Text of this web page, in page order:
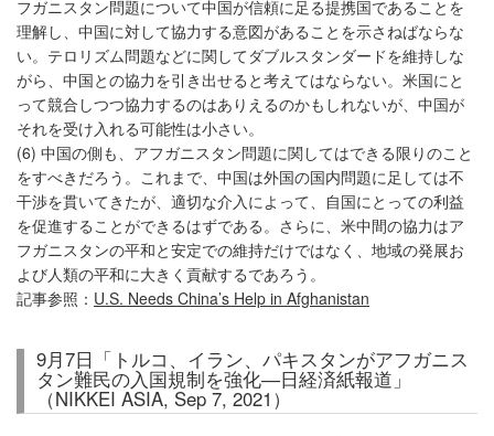
フガニスタン問題について中国が信頼に足る提携国であることを
理解し、中国に対して協力する意図があることを示さねばならな
い。テロリズム問題などに関してダブルスタンダードを維持しな
がら、中国との協力を引き出せると考えてはならない。米国にと
って競合しつつ協力するのはありえるのかもしれないが、中国が
それを受け入れる可能性は小さい。
(6) 中国の側も、アフガニスタン問題に関してはできる限りのこと
をすべきだろう。これまで、中国は外国の国内問題に足しては不
干渉を貫いてきたが、適切な介入によって、自国にとっての利益
を促進することができるはずである。さらに、米中間の協力はア
フガニスタンの平和と安定での維持だけではなく、地域の発展お
よび人類の平和に大きく貢献するであろう。
記事参照： U.S. Needs China’s Help in Afghanistan
9月7日「トルコ、イラン、パキスタンがアフガニス
タン難民の入国規制を強化―日経済紙報道」
（NIKKEI ASIA, Sep 7, 2021）